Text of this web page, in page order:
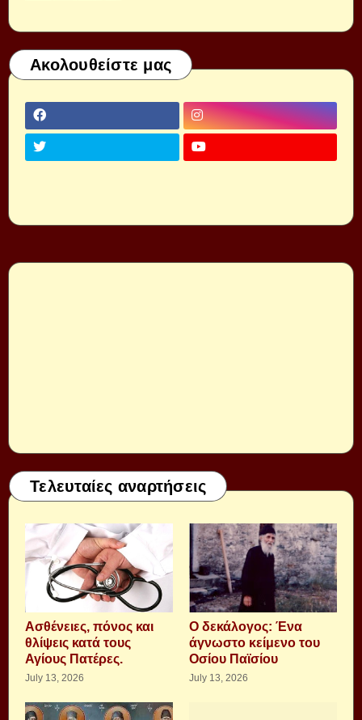
Ακολουθείστε μας
Τελευταίες αναρτήσεις
Aσθένειες, πόνος και
θλίψεις κατά τους
Αγίους Πατέρες.
July 13, 2026
Ο δεκάλογος: Ένα
άγνωστο κείμενο του
Οσίου Παϊσίου
July 13, 2026